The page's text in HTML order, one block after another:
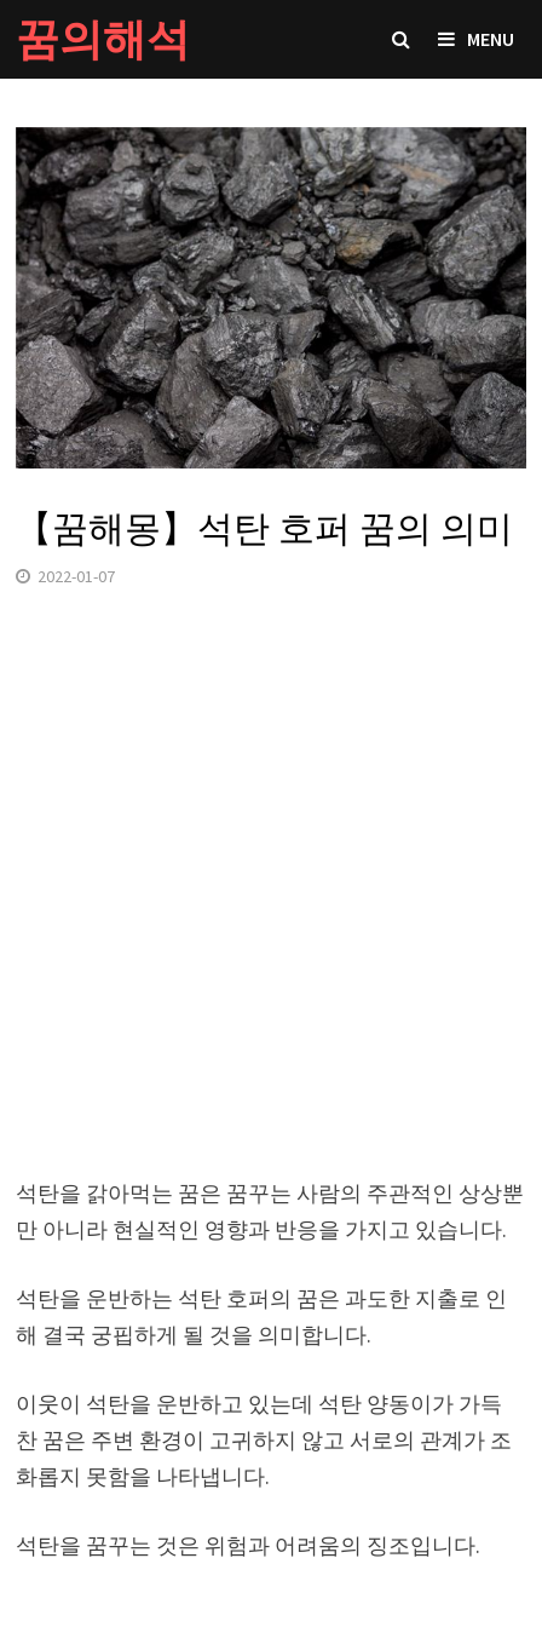
Skip
to
content
꿈의해석 MENU
【꿈해몽】석탄 호퍼 꿈의 의미
2022-01-07
석탄을 갉아먹는 꿈은 꿈꾸는 사람의 주관적인 상상뿐
만 아니라 현실적인 영향과 반응을 가지고 있습니다.
석탄을 운반하는 석탄 호퍼의 꿈은 과도한 지출로 인
해 결국 궁핍하게 될 것을 의미합니다.
이웃이 석탄을 운반하고 있는데 석탄 양동이가 가득
찬 꿈은 주변 환경이 고귀하지 않고 서로의 관계가 조
화롭지 못함을 나타냅니다.
석탄을 꿈꾸는 것은 위험과 어려움의 징조입니다.